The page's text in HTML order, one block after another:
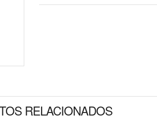
RELACIONADOS